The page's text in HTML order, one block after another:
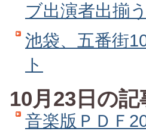
ブ出演者出揃う
池袋、五番街
ト
10月23日の記
音楽版ＰＤＦ